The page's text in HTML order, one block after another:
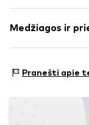
Drapiruotas /
Elastinga
Pritaikomumas:
Juosmens
Dydžių lentelė
Medžiagos ir
Pranešti apie